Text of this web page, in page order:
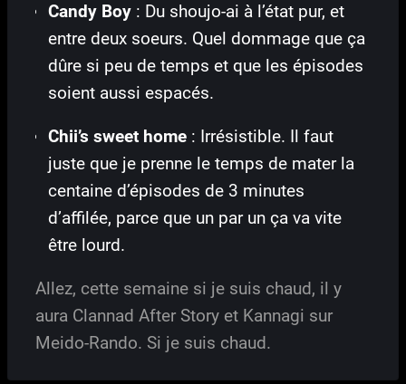
Candy Boy: Du shoujo-ai à l’état pur, et
entre deux soeurs. Quel dommage que ça
dûre si peu de temps et que les épisodes
soient aussi espacés.
Chii’s sweet home: Irrésistible. Il faut
juste que je prenne le temps de mater la
centaine d’épisodes de 3 minutes
d’affilée, parce que un par un ça va vite
être lourd.
Allez, cette semaine si je suis chaud, il y
aura Clannad After Story et Kannagi sur
Meido-Rando. Si je suis chaud.